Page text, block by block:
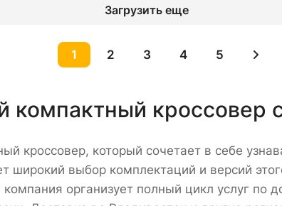
Загрузить еще
1 2 3 4 5
компактный кроссовер
кроссовер, который сочетает в себе
широкий выбор комплектаций и версий
организует полный цикл услуг по